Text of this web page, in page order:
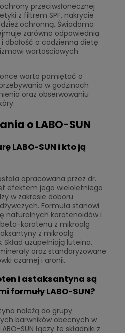
przeciwsłonecznej
z filtrem SPF, nakrycie
ochronną. Świadoma
zarówno odpowiednią
dbałość o codzienną dietę
wartościowych
warto pamiętać o
w godzinach
oraz obserwowaniu
o LABO-SUN
LABO-SUN i kto ją
opracowana przez dr.
efektem jego wieloletniego
w zakresie doboru
Formuła stanowi
naturalnych karotenoidów i
karotenu z mikroalg
z mikroalg
. Skład uzupełniają luteina,
oraz standaryzowane
czarnej i aronii.
i astaksantyna są
formuły LABO-SUN?
należą do grupy
barwników obecnych w
SUN łączy te składniki z